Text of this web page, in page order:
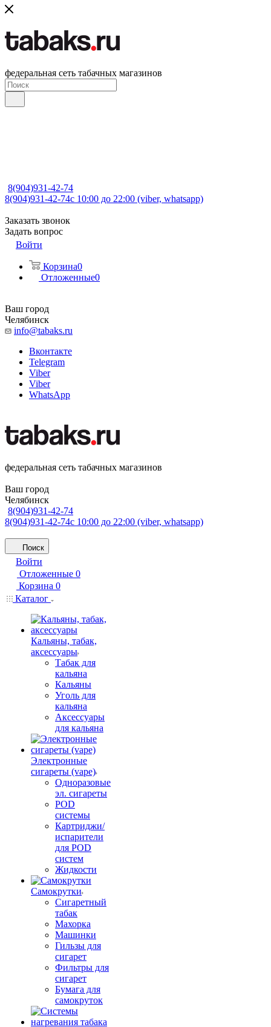
федеральная сеть табачных магазинов
8(904)931-42-74
8(904)931-42-74с 10:00 до 22:00 (viber, whatsapp)
Заказать звонок
Задать вопрос
Войти
Корзина0
Отложенные0
Ваш город
Челябинск
info@tabaks.ru
Вконтакте
Telegram
Viber
Viber
WhatsApp
федеральная сеть табачных магазинов
Ваш город
Челябинск
8(904)931-42-74
8(904)931-42-74с 10:00 до 22:00 (viber, whatsapp)
Поиск
Войти
Отложенные 0
Корзина 0
Каталог
Кальяны, табак,
аксессуары
Табак для
кальяна
Кальяны
Уголь для
кальяна
Аксессуары
для кальяна
Электронные
сигареты (vape)
Одноразовые
эл. сигареты
POD
системы
Картриджи/
испарители
для POD
систем
Жидкости
Самокрутки
Сигаретный
табак
Махорка
Машинки
Гильзы для
сигарет
Фильтры для
сигарет
Бумага для
самокруток